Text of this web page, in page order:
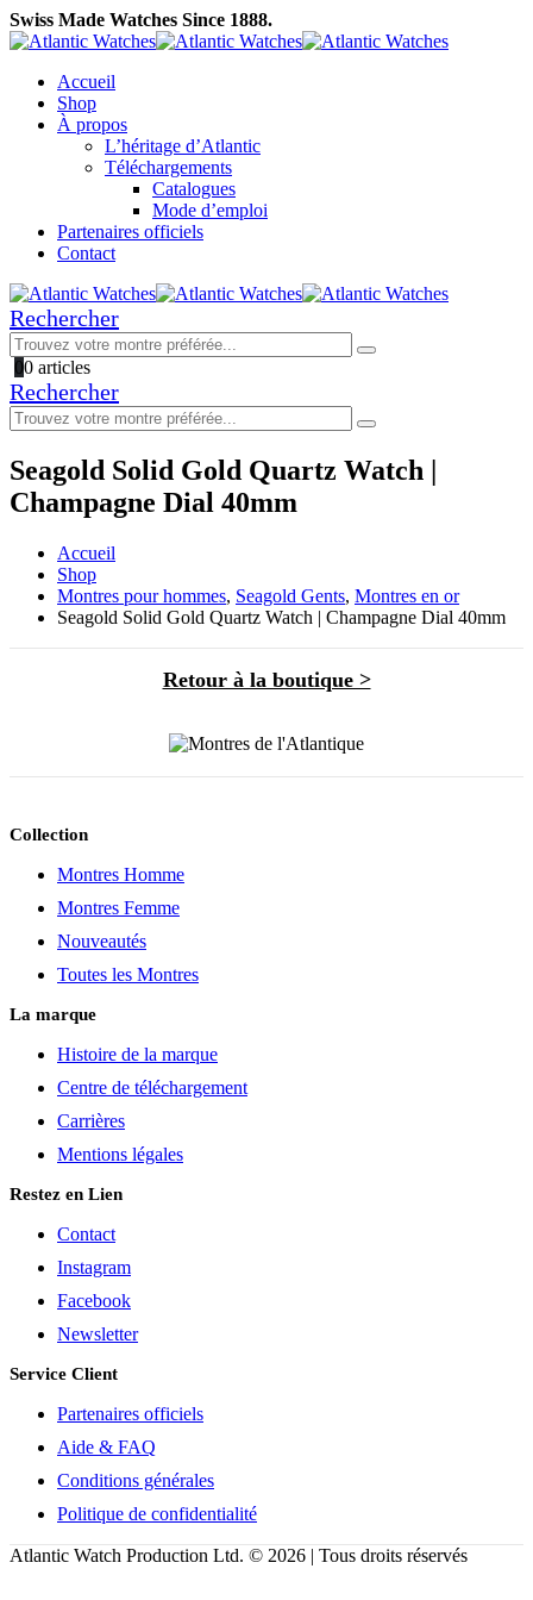
Swiss Made Watches Since 1888.
Accueil
Shop
À propos
L’héritage d’Atlantic
Téléchargements
Catalogues
Mode d’emploi
Partenaires officiels
Contact
Rechercher
00 articles
Rechercher
Seagold Solid Gold Quartz Watch |
Champagne Dial 40mm
Accueil
Shop
Montres pour hommes, Seagold Gents, Montres en or
Seagold Solid Gold Quartz Watch | Champagne Dial 40mm
Retour à la boutique >
Collection
Montres Homme
Montres Femme
Nouveautés
Toutes les Montres
La marque
Histoire de la marque
Centre de téléchargement
Carrières
Mentions légales
Restez en Lien
Contact
Instagram
Facebook
Newsletter
Service Client
Partenaires officiels
Aide & FAQ
Conditions générales
Politique de confidentialité
Atlantic Watch Production Ltd. © 2026 | Tous droits réservés